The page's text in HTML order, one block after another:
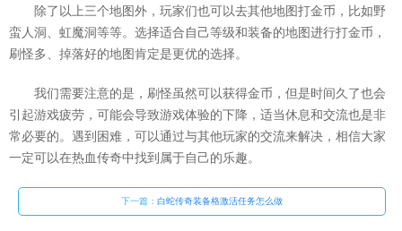
除了以上三个地图外，玩家们也可以去其他地图打金币，比如野
蛮人洞、虹魔洞等等。选择适合自己等级和装备的地图进行打金币，
刷怪多、掉落好的地图肯定是更优的选择。
我们需要注意的是，刷怪虽然可以获得金币，但是时间久了也会
引起游戏疲劳，可能会导致游戏体验的下降，适当休息和交流也是非
常必要的。遇到困难，可以通过与其他玩家的交流来解决，相信大家
一定可以在热血传奇中找到属于自己的乐趣。
下一篇： 白蛇传奇装备格激活任务怎么做